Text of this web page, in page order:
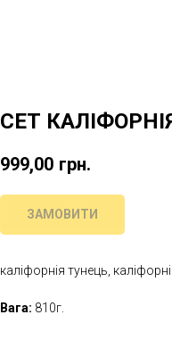
СЕТ
999,00 грн.
ЗАМОВИТИ
каліфорнія тунець,
Вага: 810г.